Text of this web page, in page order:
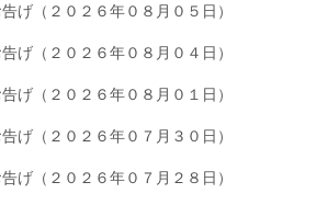
げ（２０２６年０８月０５日）
げ（２０２６年０８月０４日）
げ（２０２６年０８月０１日）
げ（２０２６年０７月３０日）
げ（２０２６年０７月２８日）